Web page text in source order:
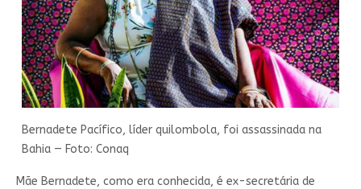
Bernadete Pacífico, líder quilombola, foi assassinada na
Bahia — Foto: Conaq
Mãe Bernadete, como era conhecida, é ex-secretária de